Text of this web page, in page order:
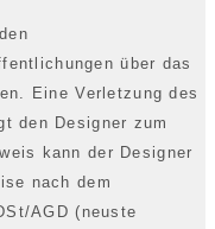
über das
Eine Verletzung des
den Designer zum
kann der Designer
nach dem
AGD (neuste